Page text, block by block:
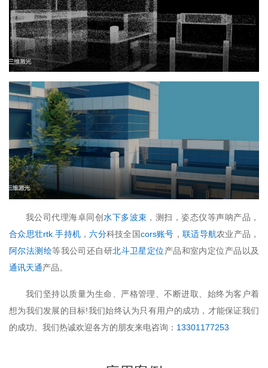
我公司代理海卓同创水下多波束 ，测扫，姿态仪等声呐产品，
合众思壮rtk.手持机 ，六分科技全国cors账号 ， 联适导航农业产品，
阿尔法测绘等我公司还自研北斗卫星定位产品和室内定位产品以及
通讯天通产品。
我们坚持以质量为生命、严格管理、不断进取、始终为客户着
想为我们发展的目标!我们始终认为只有用户的成功，才能保证我们
的成功。我们热诚欢迎各方的朋友来电咨询： 13301177253